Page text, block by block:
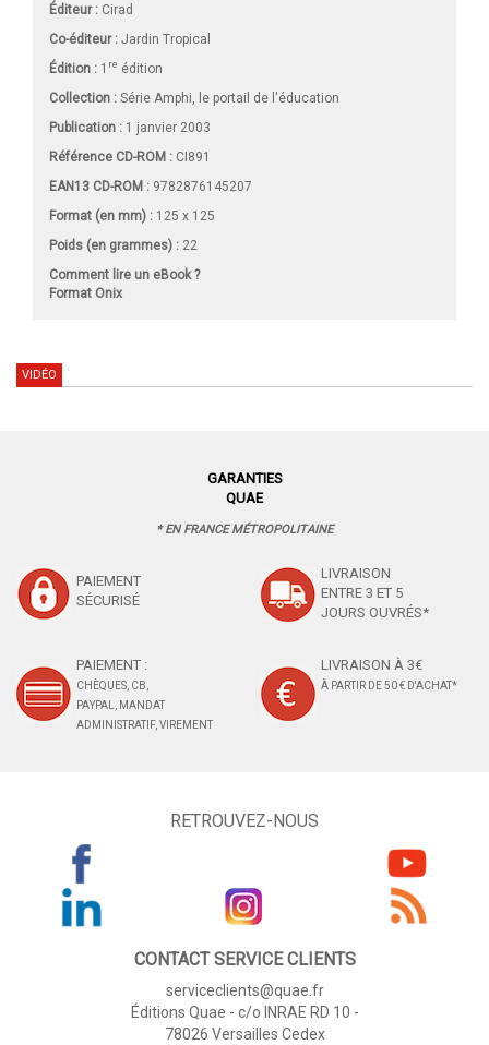
Éditeur : Cirad
Co-éditeur : Jardin Tropical
Édition : 1 re édition
Collection : Série Amphi, le portail de l'éducation
Publication : 1 janvier 2003
Référence CD-ROM : CI891
EAN13 CD-ROM : 9782876145207
Format (en mm) : 125 x 125
Poids (en grammes) : 22
Comment lire un eBook ?
Format Onix
VIDÉO
GARANTIES
QUAE
* EN FRANCE MÉTROPOLITAINE
PAIEMENT
SÉCURISÉ
LIVRAISON
ENTRE 3 ET 5
JOURS OUVRÉS*
PAIEMENT :
CHÈQUES, CB,
PAYPAL, MANDAT
ADMINISTRATIF, VIREMENT
LIVRAISON À 3€
À PARTIR DE 50 € D'ACHAT*
RETROUVEZ-NOUS
CONTACT SERVICE CLIENTS
serviceclients@quae.fr
Éditions Quae - c/o INRAE RD 10 -
78026 Versailles Cedex